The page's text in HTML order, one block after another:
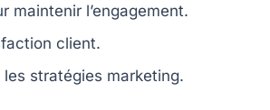
maintenir l’engagement.
client.
les stratégies marketing.